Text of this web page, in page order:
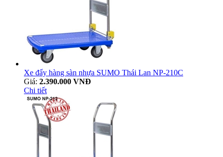
Xe đẩy hàng sàn nhựa SUMO Thái Lan NP-210C
Giá: 2.390.000 VNĐ
Chi tiết